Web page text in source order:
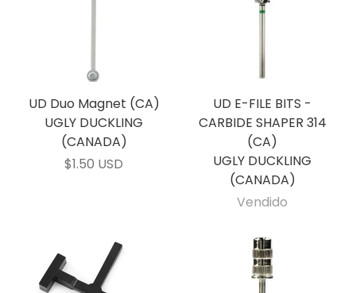
UD Duo Magnet (CA)
UGLY DUCKLING
(CANADA)
$1.50 USD
UD E-FILE BITS -
CARBIDE SHAPER 314
(CA)
UGLY DUCKLING
(CANADA)
Vendido